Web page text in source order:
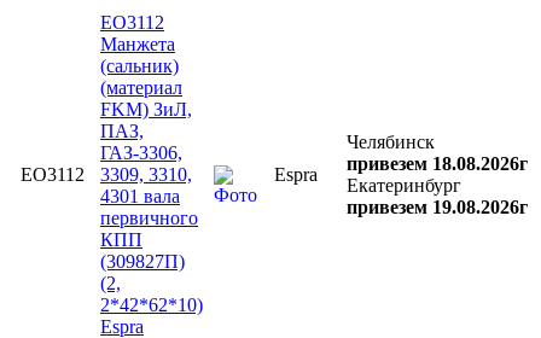
EO3112
EO3112
Манжета
(сальник)
(материал
FKM) ЗиЛ,
ПАЗ,
ГАЗ-3306,
3309, 3310,
4301 вала
первичного
КПП
(309827П)
(2,
2*42*62*10)
Espra
Espra
Челябинск
привезем 18.08.2026г
Екатеринбург
привезем 19.08.2026г